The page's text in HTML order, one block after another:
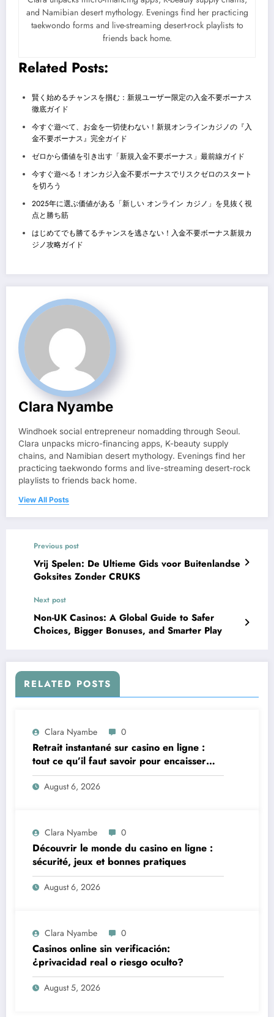
and Namibian desert mythology. Evenings find her practicing
taekwondo forms and live-streaming desert-rock playlists to
friends back home.
Related Posts:
賢く始めるチャンスを掴む：新規ユーザー限定の入金不要ボーナス
徹底ガイド
今すぐ遊べて、お金を一切使わない！新規オンラインカジノの『入
金不要ボーナス』完全ガイド
ゼロから価値を引き出す「新規入金不要ボーナス」最前線ガイド
今すぐ遊べる！オンカジ入金不要ボーナスでリスクゼロのスタート
を切ろう
2025年に選ぶ価値がある「新しい オンライン カジノ」を見抜く視
点と勝ち筋
はじめてでも勝てるチャンスを逃さない！入金不要ボーナス新規カ
ジノ攻略ガイド
Clara Nyambe
Windhoek social entrepreneur nomadding through Seoul.
Clara unpacks micro-financing apps, K-beauty supply
chains, and Namibian desert mythology. Evenings find her
practicing taekwondo forms and live-streaming desert-rock
playlists to friends back home.
View All Posts
Previous post
Vrij Spelen: De Ultieme Gids voor Buitenlandse
Goksites Zonder CRUKS
Next post
Non-UK Casinos: A Global Guide to Safer
Choices, Bigger Bonuses, and Smarter Play
RELATED POSTS
Clara Nyambe 0
Retrait instantané sur casino en ligne :
tout ce qu’il faut savoir pour encaisser
vite et sereinement
August 6, 2026
Clara Nyambe 0
Découvrir le monde du casino en ligne :
sécurité, jeux et bonnes pratiques
August 6, 2026
Clara Nyambe 0
Casinos online sin verificación:
¿privacidad real o riesgo oculto?
August 5, 2026